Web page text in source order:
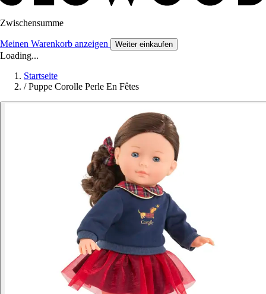
Zwischensumme
Meinen Warenkorb anzeigen Weiter einkaufen
Loading...
Startseite
/ Puppe Corolle Perle En Fêtes